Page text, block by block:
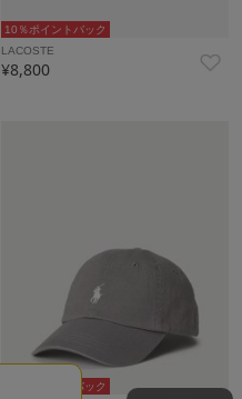
10％ポイントバック
LACOSTE
¥8,800
10％ポイントバック